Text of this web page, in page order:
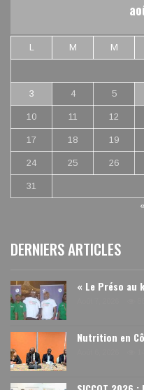
L M M
3 4 5
10 11 12
17 18 19
24 25 26
31
DERNIERS ARTICLES
« Le Préso au
Nutrition en